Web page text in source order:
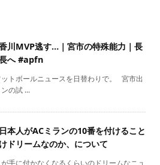
香川MVP逃す…｜宮市の特殊能力｜長
へ #apfn
トボールニュースを日替わりで。 宮市出
の試 ...
本人がACミランの10番を付けること
ドリームなのか、について
手に付かなくなるくらいのドリームなニュ